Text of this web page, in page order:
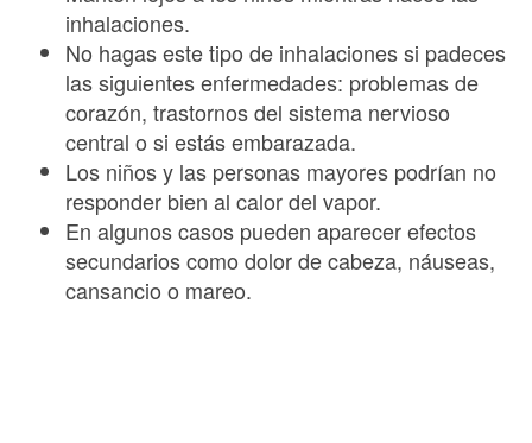
inhalaciones.
No hagas este tipo de inhalaciones si padeces
las siguientes enfermedades: problemas de
corazón, trastornos del sistema nervioso
central o si estás embarazada.
Los niños y las personas mayores podrían no
responder bien al calor del vapor.
En algunos casos pueden aparecer efectos
secundarios como dolor de cabeza, náuseas,
cansancio o mareo.